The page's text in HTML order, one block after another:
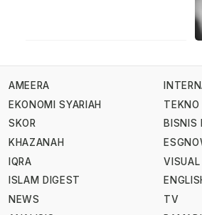
AMEERA
EKONOMI SYARIAH
SKOR
KHAZANAH
IQRA
ISLAM DIGEST
NEWS
TEKNO
BISNIS
VISUAL
TV